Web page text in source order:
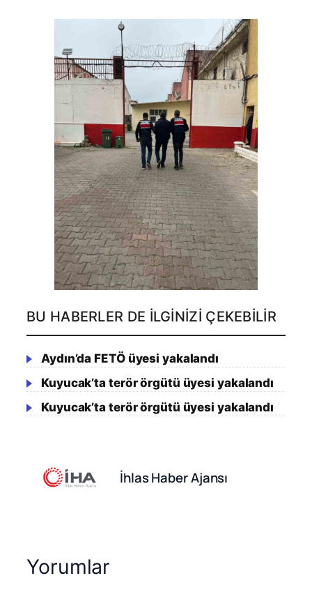
BU HABERLER DE İLGINIZI ÇEKEBILIR
Aydın’da FETÖ üyesi yakalandı
Kuyucak’ta terör örgütü üyesi yakalandı
Kuyucak’ta terör örgütü üyesi yakalandı
İhlas Haber Ajansı
Yorumlar